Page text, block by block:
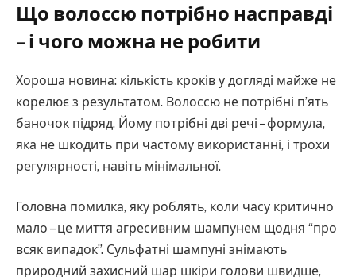
Що волоссю потрібно насправді
– і чого можна не робити
Хороша новина: кількість кроків у догляді майже не
корелює з результатом. Волоссю не потрібні п’ять
баночок підряд. Йому потрібні дві речі – формула,
яка не шкодить при частому використанні, і трохи
регулярності, навіть мінімальної.
Головна помилка, яку роблять, коли часу критично
мало – це миття агресивним шампунем щодня “про
всяк випадок”. Сульфатні шампуні знімають
природний захисний шар шкіри голови швидше,